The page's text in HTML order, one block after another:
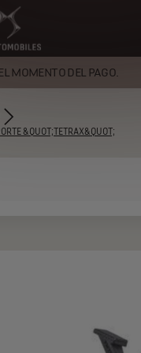
MOMENTO DEL PAGO.
&QUOT;TETRAX&QUOT;